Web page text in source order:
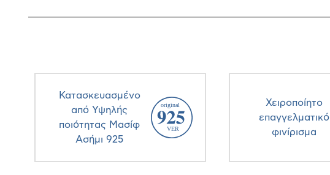
Κατασκευασμένο
από Υψηλής
ποιότητας Μασίφ
Ασήμι 925
Χειροποίητο
επαγγελματικό
φινίρισμα